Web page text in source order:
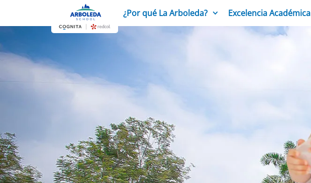
¿Por qué La Arboleda? Excelencia Académica